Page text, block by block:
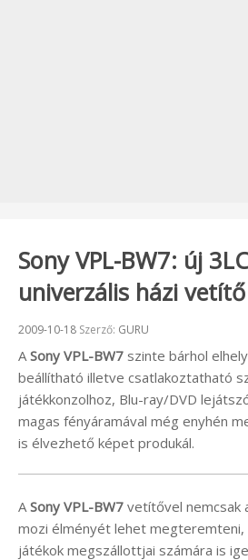
Sony VPL-BW7: új
univerzális házi vetítő
Beküldve:
2009-10-18 Szerző: GURU
A Sony VPL-BW7 szinte bárhol
beállítható illetve csatlakoztatható
játékkonzolhoz, Blu-ray/DVD
magas fényáramával még enyhén
is élvezhető képet produkál.
A Sony VPL-BW7 vetítővel nemcsak
mozi élményét lehet
játékok megszállottjai számára is